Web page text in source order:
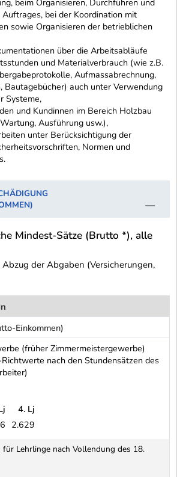
beim Organisieren, Durchführen und
bei der Koordination mit
sowie Organisieren der betrieblichen
über die Arbeitsabläufe
und Materialverbrauch (wie z.B.
Aufmassabrechnung,
Bautagebücher) auch unter Verwendung
Systeme,
und Kundinnen im Bereich Holzbau
Ausführung usw.),
unter Berücksichtigung der
Normen und
Mindest-Sätze (Brutto *), alle
der Abgaben (Versicherungen,
Einkommen)
(früher Zimmermeistergewerbe)
nach den Stundensätzen des
4. Lj
2.629
für Lehrlinge nach Vollendung des 18.